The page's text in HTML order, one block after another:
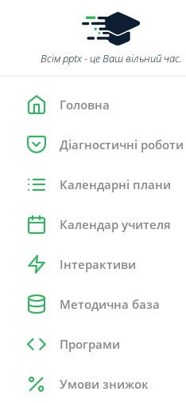
Всім pptx - це Ваш вільний час.
Головна
Діагностичні роботи
Календарні плани
Календар учителя
Інтерактиви
Методична база
Програми
Умови знижок